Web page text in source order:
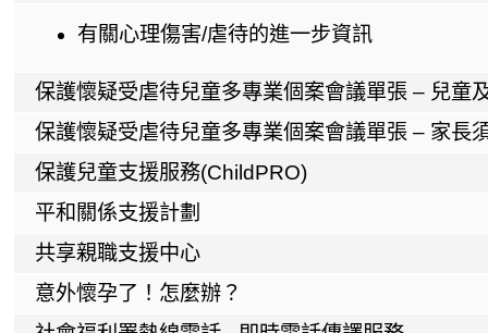
有關心理傷害/虐待的進一步資訊
保護懷疑受虐待兒童多專業個案會議單張 – 兒童
保護懷疑受虐待兒童多專業個案會議單張 – 家長
保護兒童支援服務(ChildPRO)
平和關係支援計劃
共享親職支援中心
意外懷孕了！怎麼辦？